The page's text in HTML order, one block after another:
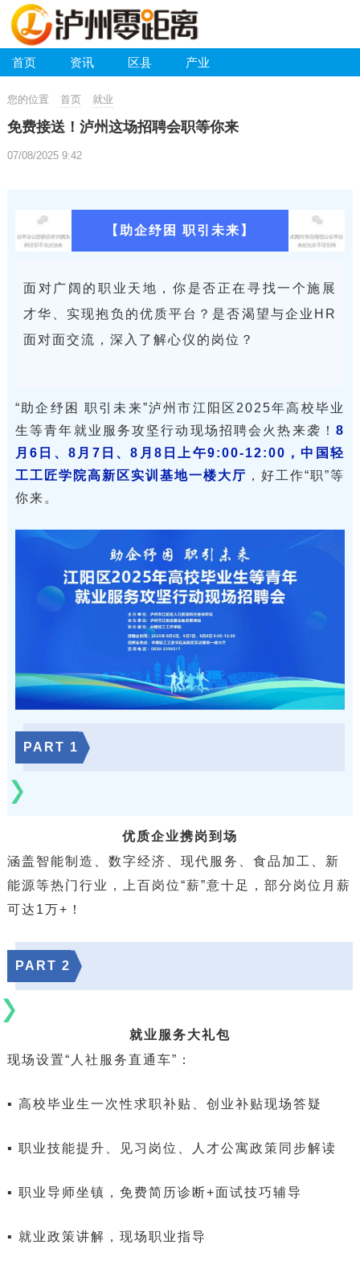
首页 资讯 区县 产业
您的位置 首页 就业
免费接送！泸州这场招聘会职等你来
07/08/2025 9:42
【助企纾困 职引未来】
面对广阔的职业天地，你是否正在寻找一个施展
才华、实现抱负的优质平台？是否渴望与企业HR
面对面交流，深入了解心仪的岗位？
“助企纾困 职引未来”泸州市江阳区2025年高校毕业
生等青年就业服务攻坚行动现场招聘会火热来袭！8
月6日、8月7日、8月8日上午9:00-12:00，中国轻
工工匠学院高新区实训基地一楼大厅 ，好工作“职”等
你来。
PART 1
优质企业携岗到场
涵盖智能制造、数字经济、现代服务、食品加工、新
能源等热门行业，上百岗位“薪”意十足，部分岗位月薪
可达1万+！
PART 2
就业服务大礼包
现场设置“人社服务直通车”：
▪ 高校毕业生一次性求职补贴、创业补贴现场答疑
▪ 职业技能提升、见习岗位、人才公寓政策同步解读
▪ 职业导师坐镇，免费简历诊断+面试技巧辅导
▪ 就业政策讲解，现场职业指导